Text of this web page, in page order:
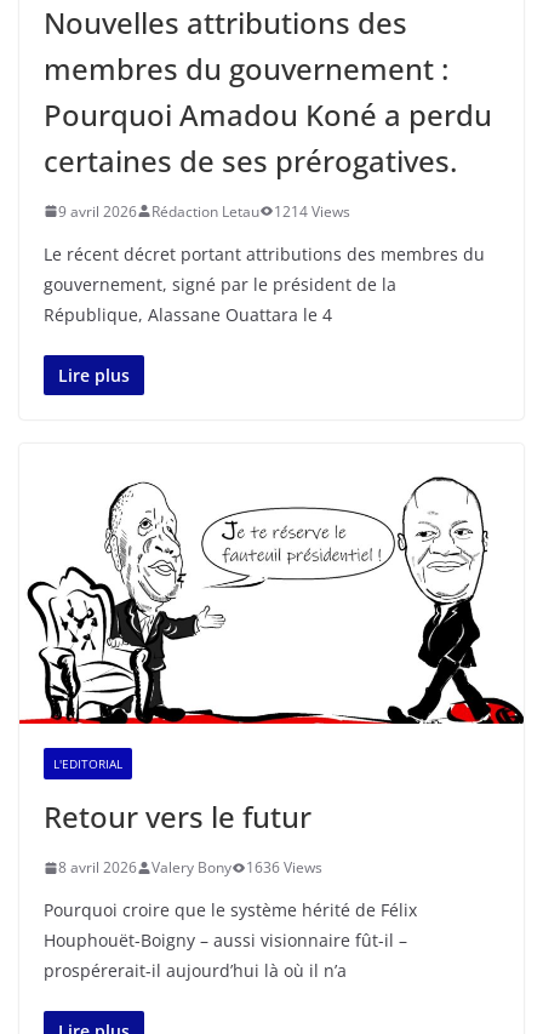
Nouvelles attributions des
membres du gouvernement :
Pourquoi Amadou Koné a perdu
certaines de ses prérogatives.
9 avril 2026 Rédaction Letau 1214 Views
Le récent décret portant attributions des membres du
gouvernement, signé par le président de la
République, Alassane Ouattara le 4
Lire plus
L'EDITORIAL
Retour vers le futur
8 avril 2026 Valery Bony 1636 Views
Pourquoi croire que le système hérité de Félix
Houphouët-Boigny – aussi visionnaire fût-il –
prospérerait-il aujourd’hui là où il n’a